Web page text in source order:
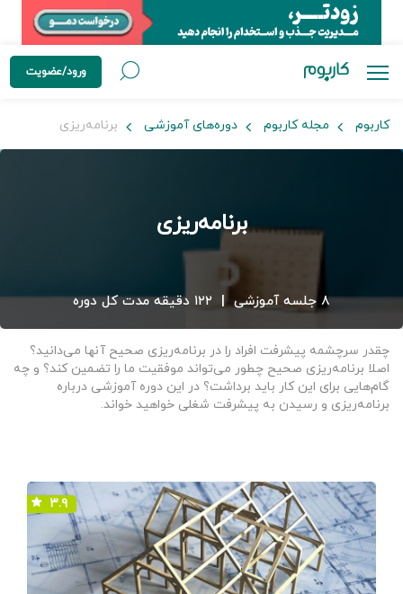
ورود/عضویت
کاربوم مجله کاربوم دوره‌های آموزشی برنامه‌ریزی
برنامه‌ریزی
۸ جلسه آموزشی | ۱۲۲ دقیقه مدت کل دوره
چقدر سرچشمه پیشرفت افراد را در برنامه‌ریزی صحیح آنها می‌دانید؟
اصلا برنامه‌ریزی صحیح چطور می‌تواند موفقیت ما را تضمین کند؟ و چه
گام‌هایی برای این کار باید برداشت؟ در این دوره آموزشی درباره
برنامه‌ریزی و رسیدن به پیشرفت شغلی خواهید خواند.
۳.۹